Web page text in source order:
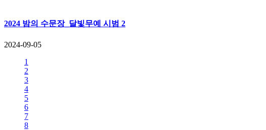
2024 밤의 수문장_달빛무예 시범 2
2024-09-05
1
2
3
4
5
6
7
8